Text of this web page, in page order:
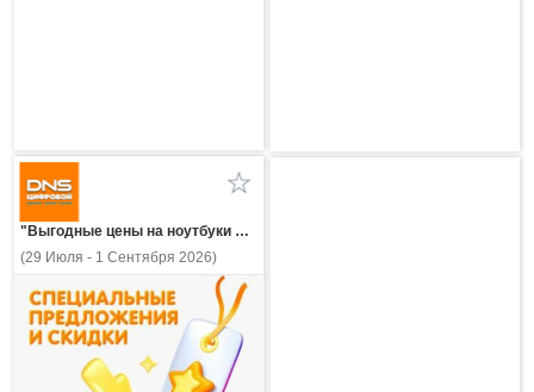
"Выгодные цены на ноутбуки MAIBENBEN!"
(29 Июля - 1 Сентября 2026)